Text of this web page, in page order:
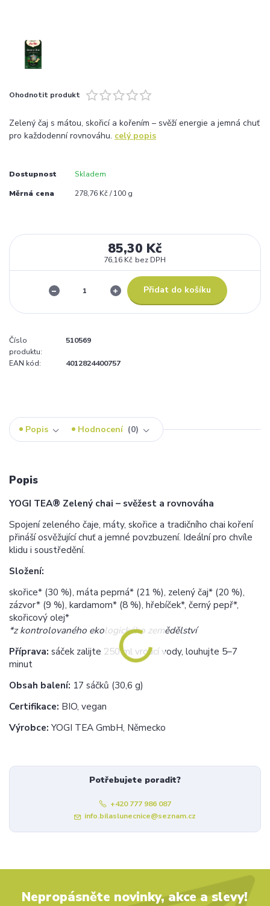
Ohodnotit produkt
Zelený čaj s mátou, skořicí a kořením – svěží energie a jemná chuť
pro každodenní rovnováhu. celý popis
Dostupnost Skladem
Měrná cena 278,76 Kč / 100 g
85,30 Kč
76,16 Kč bez DPH
Přidat do košíku
Číslo
produktu:
510569
EAN kód: 4012824400757
Popis Hodnocení 0
Popis
YOGI TEA® Zelený chai – svěžest a rovnováha
Spojení zeleného čaje, máty, skořice a tradičního chai koření
přináší osvěžující chuť a jemné povzbuzení. Ideální pro chvíle
klidu i soustředění.
Složení:
skořice* (30 %), máta peprná* (21 %), zelený čaj* (20 %),
zázvor* (9 %), kardamom* (8 %), hřebíček*, černý pepř*,
skořicový olej*
*z kontrolovaného ekologického zemědělství
Příprava: sáček zalijte 250 ml vroucí vody, louhujte 5–7
minut
Obsah balení: 17 sáčků (30,6 g)
Certifikace: BIO, vegan
Výrobce: YOGI TEA GmbH, Německo
Potřebujete poradit?
+420 777 986 087
info.bilaslunecnice@seznam.cz
Nepropásněte novinky, akce a slevy!